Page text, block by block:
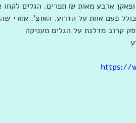
ארבע מאות ₪ תפרים. הגלים לקחו
פעם אחת על הזרוע. האוצ'. אחרי
קרוב מדלגת על הגלים מעניקה
https://